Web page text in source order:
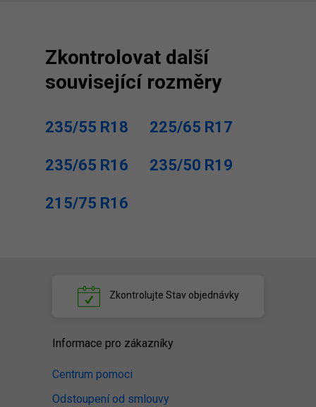
Zkontrolovat další
související rozměry
235/55 R18 225/65 R17
235/65 R16 235/50 R19
215/75 R16
Zkontrolujte Stav objednávky
Informace pro zákazníky
Centrum pomoci
Odstoupení od smlouvy